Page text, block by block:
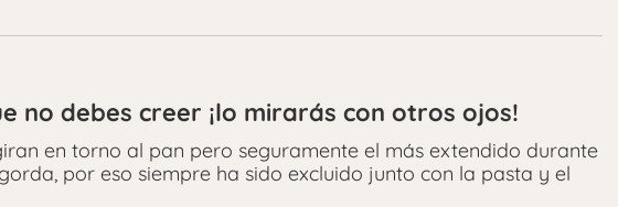
no debes creer ¡lo mirarás con otros ojos!
en torno al pan pero seguramente el más extendido durante
por eso siempre ha sido excluido junto con la pasta y el